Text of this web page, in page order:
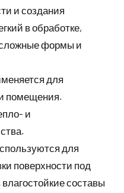
и создания
в обработке,
формы и
для
помещения.
и
для
поверхности под
составы